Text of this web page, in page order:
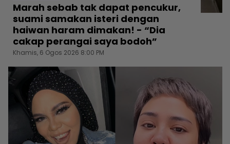
Marah sebab tak dapat pencukur,
suami samakan isteri dengan
haiwan haram dimakan! - “Dia
cakap perangai saya bodoh”
Khamis, 6 Ogos 2026 8:00 PM